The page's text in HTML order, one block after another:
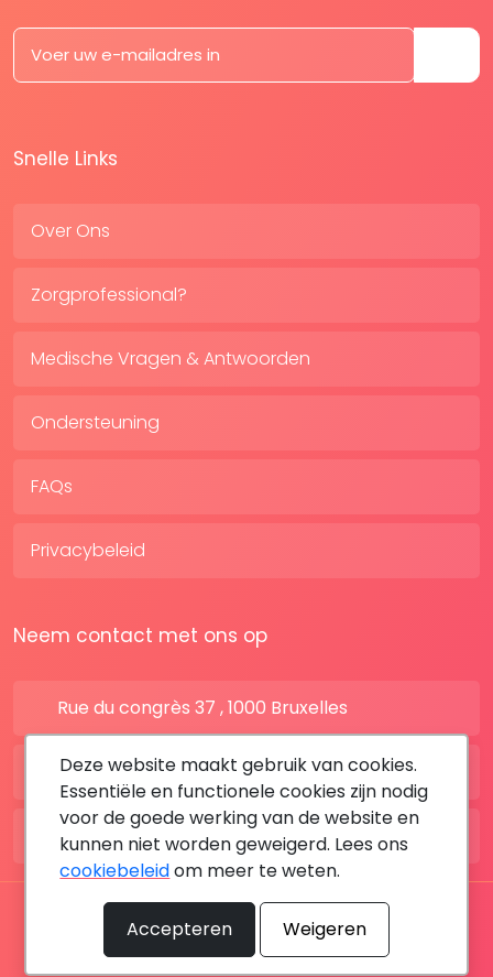
Snelle Links
Over Ons
Zorgprofessional?
Medische Vragen & Antwoorden
Ondersteuning
FAQs
Privacybeleid
Neem contact met ons op
Rue du congrès 37 , 1000 Bruxelles
BE: +32 28080227
FR: +33 183642895
Alle rechten voorbehouden © 2026 DoktersAfspraak
By MediaSatCom
Deze website maakt gebruik van cookies.
Essentiële en functionele cookies zijn nodig
voor de goede werking van de website en
kunnen niet worden geweigerd. Lees ons
cookiebeleidom meer te weten.
Accepteren Weigeren